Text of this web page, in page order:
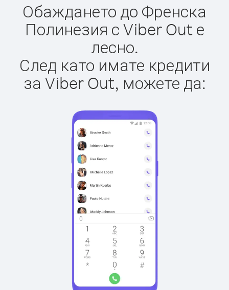
Обаждането до Френска
Полинезия с Viber Out е
лесно.
След като имате кредити
за Viber Out, можете да: